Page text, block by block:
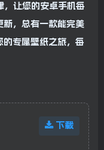
，让您的安卓手机每
新，总有一款能完美
专属壁纸之旅，每
下载